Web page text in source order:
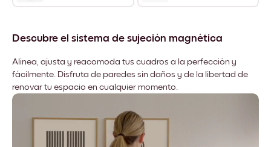
Descubre el sistema de sujeción magnética
Alinea, ajusta y reacomoda tus cuadros a la perfección y
fácilmente. Disfruta de paredes sin daños y de la libertad de
renovar tu espacio en cualquier momento.